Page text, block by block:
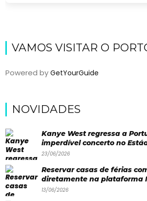
–
somos
VAMOS VISITAR O
Powered byGetYourGuide
NOVIDADES
Kanye West regressa a
imperdível concerto no
23/06/2026
Reservar casas de férias
diretamente na plataforma
13/06/2026